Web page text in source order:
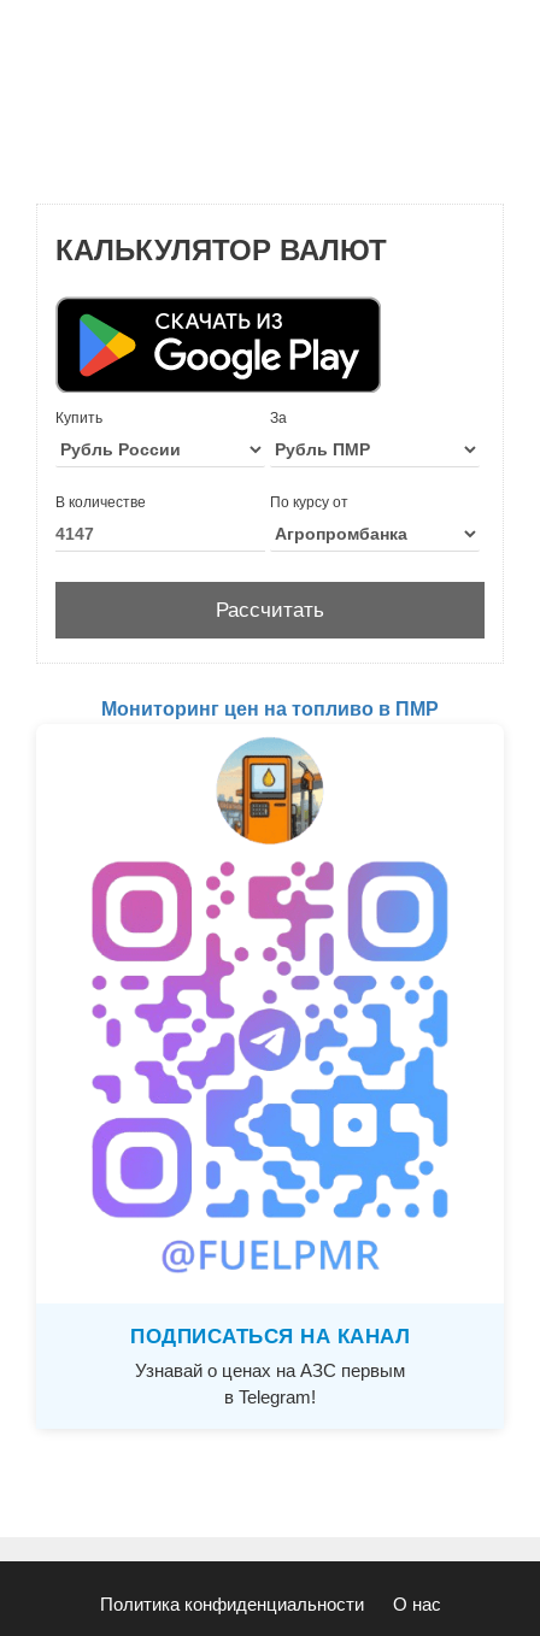
КАЛЬКУЛЯТОР ВАЛЮТ
Купить За
В количестве По курсу от
Мониторинг цен на топливо в ПМР
ПОДПИСАТЬСЯ НА КАНАЛ
Узнавай о ценах на АЗС первым
в Telegram!
Политика конфиденциальности О нас